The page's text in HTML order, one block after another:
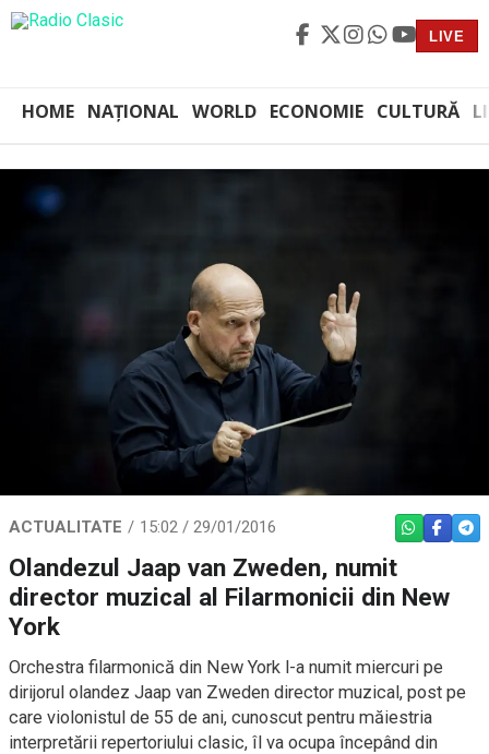
LIVE
HOME NAȚIONAL WORLD ECONOMIE CULTURĂ
ACTUALITATE 15:02 / 29/01/2016 WHATSAPP
Olandezul Jaap van Zweden, numit
director muzical al Filarmonicii din New
York
Orchestra filarmonică din New York l-a numit miercuri pe
dirijorul olandez Jaap van Zweden director muzical, post pe
care violonistul de 55 de ani, cunoscut pentru măiestria
interpretării repertoriului clasic, îl va ocupa începând din